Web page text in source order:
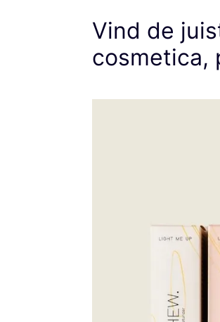
Vind de
cosmetica,